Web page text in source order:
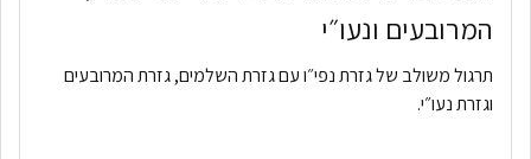
המרובעים ונעו״י
תרגול משולב של גזרת נפי״ו עם גזרת השלמים, גזרת המרובעים
וגזרת נעו״י.